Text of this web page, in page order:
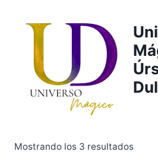
contenido
Mostrando los 3 resultados